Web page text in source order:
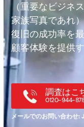
（重要なビジネ
家族写真であれ
復旧の成功率を
顧客体験を提供
調査はこ
0120-944-
メールでのお問い合わせ: